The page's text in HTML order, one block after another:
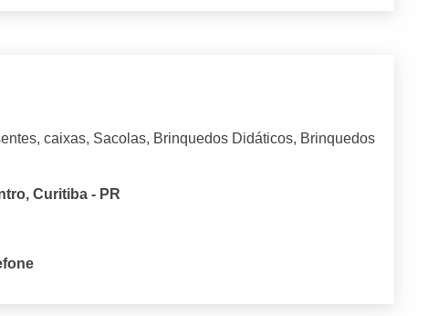
caixas, Sacolas, Brinquedos Didáticos, Brinquedos
Curitiba - PR